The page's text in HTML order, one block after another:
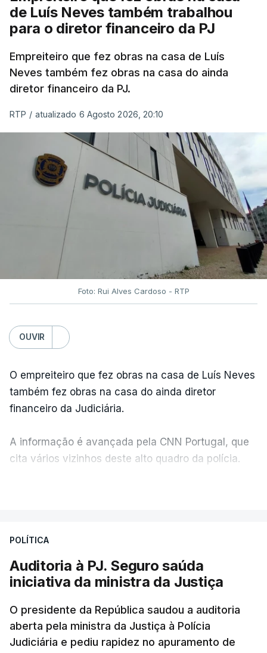
de Luís Neves também trabalhou
para o diretor financeiro da PJ
Empreiteiro que fez obras na casa de Luís
Neves também fez obras na casa do ainda
diretor financeiro da PJ.
RTP / atualizado 6 Agosto 2026, 20:10
Foto: Rui Alves Cardoso - RTP
OUVIR
O empreiteiro que fez obras na casa de Luís Neves
também fez obras na casa do ainda diretor
financeiro da Judiciária.
A informação é avançada pela CNN Portugal, que
cita vários vizinhos deste alto quadro da polícia.
apreendido numa operação de droga.
POLÍTICA
Auditoria à PJ. Seguro saúda
iniciativa da ministra da Justiça
O presidente da República saudou a auditoria
aberta pela ministra da Justiça à Polícia
Judiciária e pediu rapidez no apuramento de